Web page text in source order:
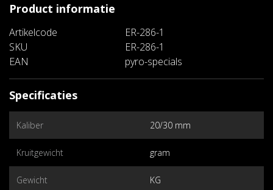
Product informatie
Artikelcode
ER-286-1
SKU
ER-286-1
EAN
pyro-specials
Specificaties
Kaliber 20/30 mm
Kruitgewicht gram
Gewicht KG